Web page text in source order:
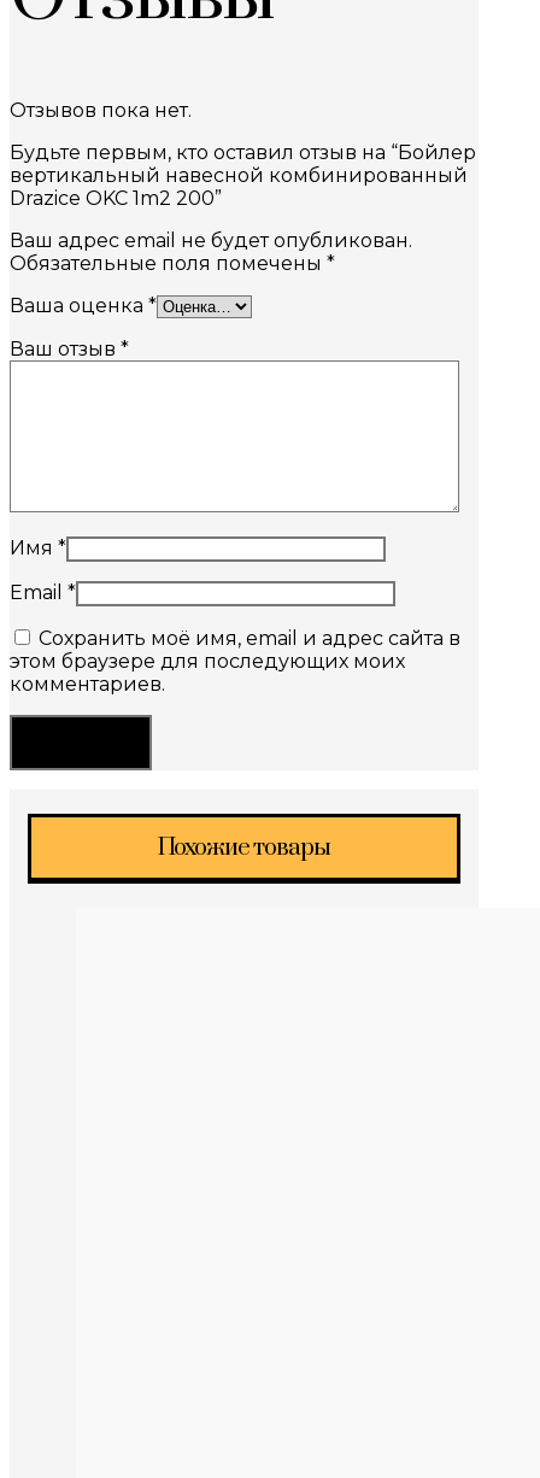
Отзывов пока нет.
Будьте первым, кто оставил отзыв на “Бойлер
вертикальный навесной комбинированный
Drazice OKC 1m2 200”
Ваш адрес email не будет опубликован.
Обязательные поля помечены *
Ваша оценка *
Ваш отзыв *
Имя *
Email *
Сохранить моё имя, email и адрес сайта в
этом браузере для последующих моих
комментариев.
Похожие товары